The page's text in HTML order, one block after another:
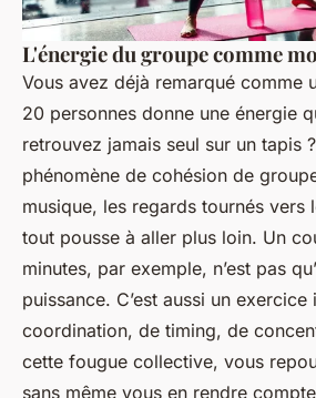
L'énergie du groupe comme
Vous avez déjà remarqué comme
20 personnes donne une énergie
retrouvez jamais seul sur un tapis ?
phénomène de cohésion de
musique, les regards tournés vers
tout pousse à aller plus loin. Un
minutes, par exemple, n’est pas
puissance. C’est aussi un exercice
coordination, de timing, de
cette fougue collective, vous
sans même vous en rendre